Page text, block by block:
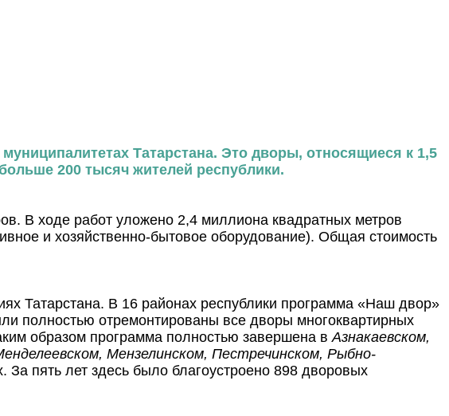
Татарстана. Это дворы, относящиеся к 1,5
200 тысяч жителей республики.
В ходе работ уложено 2,4 миллиона квадратных метров
и хозяйственно-бытовое оборудование). Общая стоимость
Татарстана. В 16 районах республики программа «Наш двор»
полностью отремонтированы все дворы многоквартирных
образом программа полностью завершена вАзнакаевском,
Мензелинском, Пестречинском, Рыбно-
За пять лет здесь было благоустроено 898 дворовых